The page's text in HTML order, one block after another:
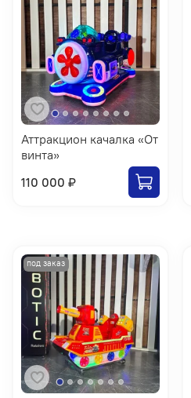
Аттракцион качалка «От
винта»
110 000 ₽